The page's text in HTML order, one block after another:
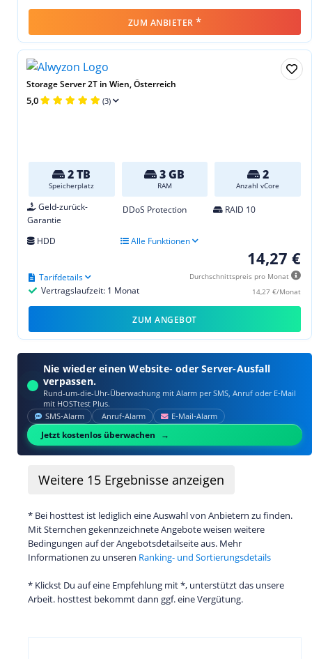
ZUM ANBIETER *
Storage Server 2T in Wien, Österreich
5,0 (3)
2 TB
Speicherplatz
3 GB
RAM
2
Anzahl vCore
Geld-zurück-
Garantie
DDoS Protection RAID 10
HDD Alle Funktionen
14,27 €
Durchschnittspreis pro Monat
14,27 €/Monat
Vertragslaufzeit: 1 Monat
Tarifdetails
ZUM ANGEBOT
Nie wieder einen Website- oder Server-Ausfall
verpassen.
Rund-um-die-Uhr-Überwachung mit Alarm per SMS, Anruf oder E‑Mail
mit HOSTtest Plus.
SMS‑Alarm Anruf‑Alarm E‑Mail‑Alarm
Jetzt kostenlos überwachen
Weitere 15 Ergebnisse anzeigen
* Bei hosttest ist lediglich eine Auswahl von Anbietern zu finden.
Mit Sternchen gekennzeichnete Angebote weisen weitere
Bedingungen auf der Angebotsdetailseite aus. Mehr
Informationen zu unseren Ranking- und Sortierungsdetails
* Klickst Du auf eine Empfehlung mit *, unterstützt das unsere
Arbeit. hosttest bekommt dann ggf. eine Vergütung.